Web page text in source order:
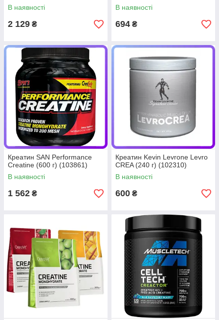
В наявності
2 129 ₴
В наявності
694 ₴
Креатин SAN Performance
Creatine (600 г) (103861)
В наявності
1 562 ₴
Креатин Kevin Levrone Levro
CREA (240 г) (102310)
В наявності
600 ₴